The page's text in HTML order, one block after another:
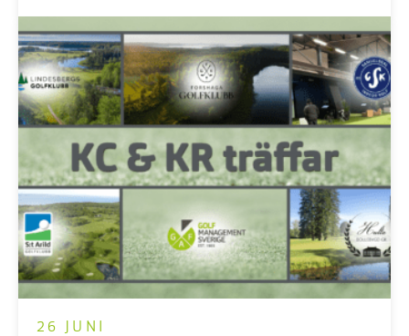
golfanläggningens kansli och i reception...
26 JUNI